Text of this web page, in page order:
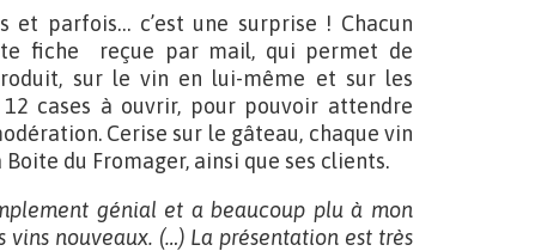
et parfois… c’est une surprise ! Chacun
fiche reçue par mail, qui permet de
sur le vin en lui-même et sur les
cases à ouvrir, pour pouvoir attendre
Cerise sur le gâteau, chaque vin
du Fromager, ainsi que ses clients.
génial et a beaucoup plu à mon
nouveaux. (…) La présentation est très